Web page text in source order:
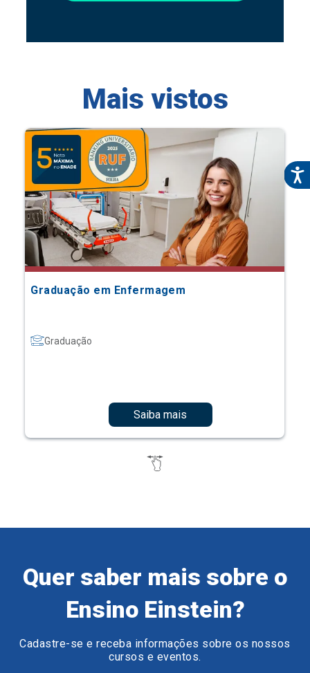
Mais vistos
Graduação em Enfermagem
Graduação
Saiba mais
Quer saber mais sobre o
Ensino Einstein?
Cadastre-se e receba informações sobre os nossos
cursos e eventos.